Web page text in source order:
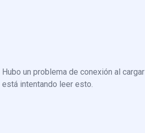
Hubo un problema de conexión al
está intentando leer esto.